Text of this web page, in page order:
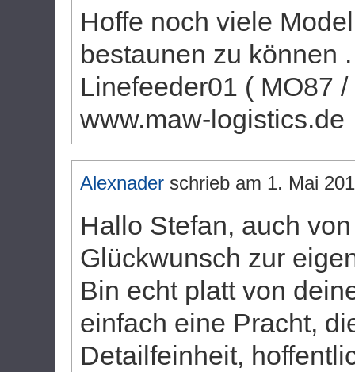
Hoffe noch viele
bestaunen zu können
Linefeeder01 ( MO87
www.maw-logistics.de
Alexnader schrieb am 1. Mai
Hallo Stefan, auch
Glückwunsch zur
Bin echt platt von
einfach eine Pracht,
Detailfeinheit,